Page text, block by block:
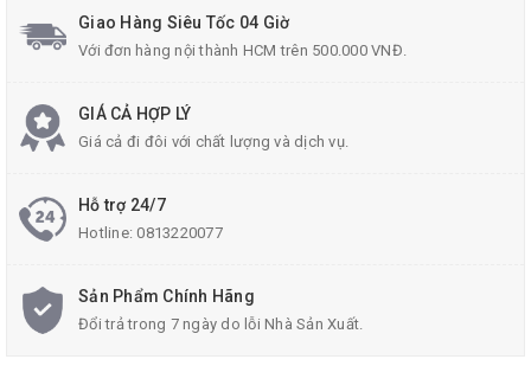
Zalo: 096.532.4060
Email:donghecuacha@gmail.com.
Giao Hàng Siêu Tốc 04 Giờ
Với đơn hàng nội thành HCM trên 500.000 VNĐ.
GIÁ CẢ HỢP LÝ
Giá cả đi đôi với chất lượng và dịch vụ.
Hỗ trợ 24/7
Hotline:0813220077
Sản Phẩm Chính Hãng
Đổi trả trong 7 ngày do lỗi Nhà Sản Xuất.